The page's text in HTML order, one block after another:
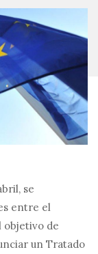
se
entre el
objetivo de
un Tratado